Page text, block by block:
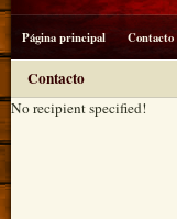
Página principal Contacto
Contacto
No recipient specified!